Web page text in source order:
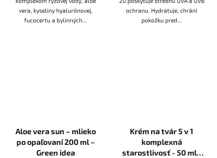
vera, kyseliny hyalurónovej,
fucocertu a bylinných...
ochranu. Hydratuje, chráni
pokožku pred...
Aloe vera sun – mlieko
po opaľovaní 200 ml –
Green idea
Krém na tvár 5 v 1
komplexná
starostlivosť - 50 ml -